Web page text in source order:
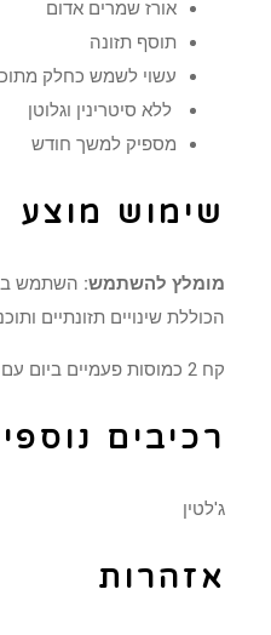
אורז שמרים אדום
תוסף תזונה
עשוי לשמש כחלק
ללא סיטרינין וגלוטן
מספיק למשך חודש
שימוש מוצע
מומלץ להשתמש:
הכוללת שינויים תזונתיים
קח 2 כמוסות פעמיים ביום עם מזון.
רכיבים
ג'לטין
אזהרות